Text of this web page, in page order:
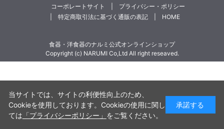
コーポレートサイト
プライバシー・ポリシー
特定商取引法に基づく通販の表記
HOME
食器・洋食器のナルミ公式オンラインショップ
Copyright (c) NARUMI Co,Ltd All right reseaved.
当サイトでは、サイトの利便性向上のため、
Cookieを使用しております。Cookieの使用に関し
ては 「プライバシーポリシー」 をご覧ください。
承諾する